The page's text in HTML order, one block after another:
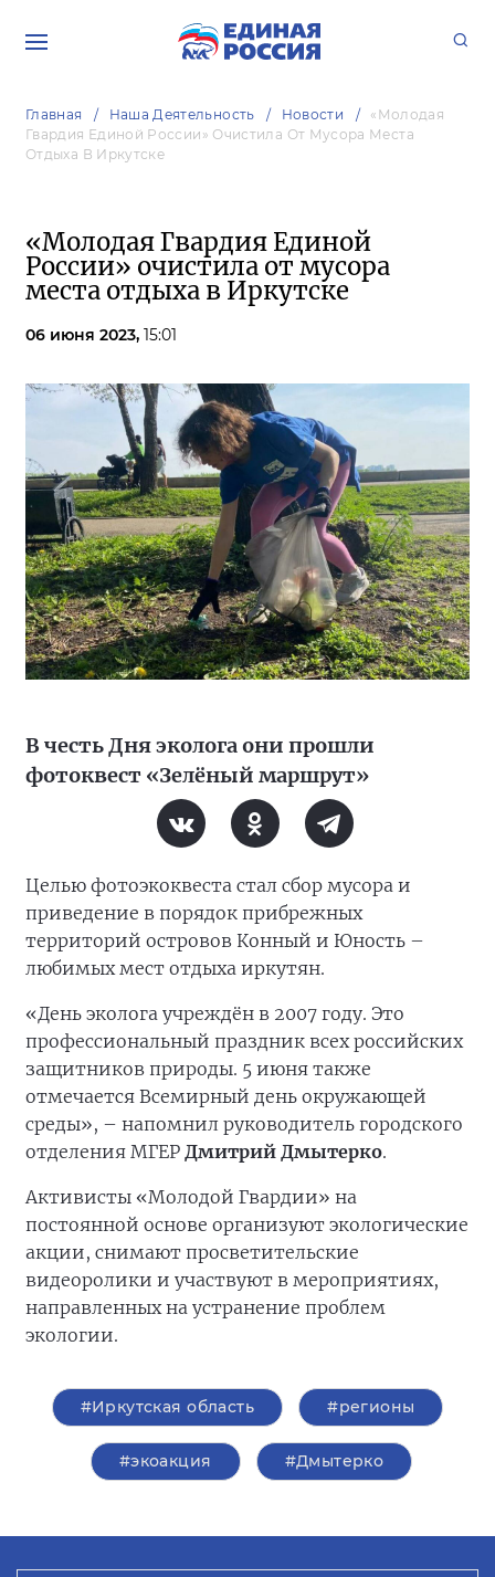
Главная Наша Деятельность Новости
«Молодая
Гвардия Единой России» Очистила От Мусора Места
Отдыха В Иркутске
«Молодая Гвардия Единой
России» очистила от мусора
места отдыха в Иркутске
06 июня 2023, 15:01
В честь Дня эколога они прошли
фотоквест «Зелёный маршрут»
Целью фотоэкоквеста стал сбор мусора и
приведение в порядок прибрежных
территорий островов Конный и Юность –
любимых мест отдыха иркутян.
«День эколога учреждён в 2007 году. Это
профессиональный праздник всех российских
защитников природы. 5 июня также
отмечается Всемирный день окружающей
среды», – напомнил руководитель городского
отделения МГЕР Дмитрий Дмытерко.
Активисты «Молодой Гвардии» на
постоянной основе организуют экологические
акции, снимают просветительские
видеоролики и участвуют в мероприятиях,
направленных на устранение проблем
экологии.
#Иркутская область #регионы
#экоакция #Дмытерко